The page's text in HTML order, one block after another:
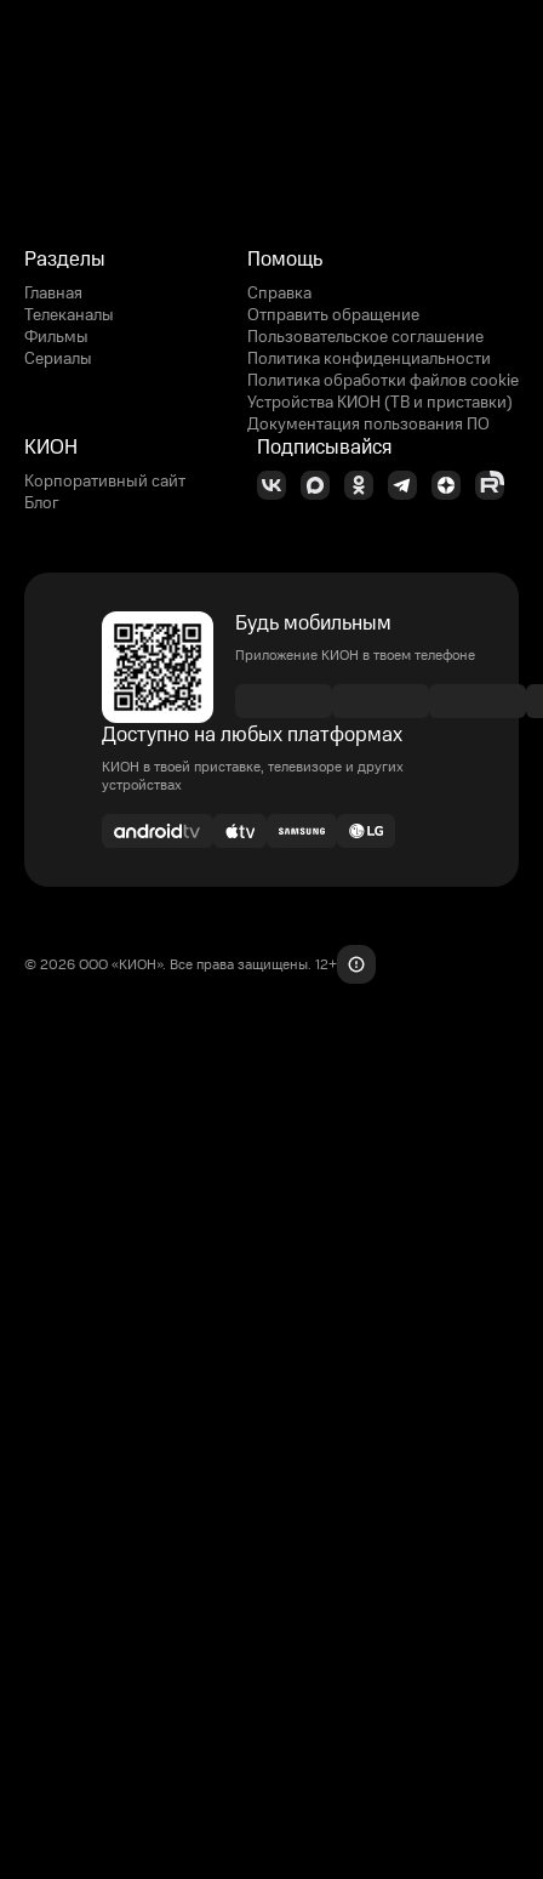
Разделы
Главная
Телеканалы
Фильмы
Сериалы
Помощь
Справка
Отправить обращение
Пользовательское соглашение
Политика конфиденциальности
Политика обработки файлов cookie
Устройства КИОН (ТВ и приставки)
Документация пользования ПО
КИОН
Корпоративный сайт
Блог
Подписывайся
Будь мобильным
Приложение КИОН в твоем телефоне
Доступно на любых платформах
КИОН в твоей приставке, телевизоре и других
устройствах
© 2026 ООО «КИОН». Все права защищены. 12+